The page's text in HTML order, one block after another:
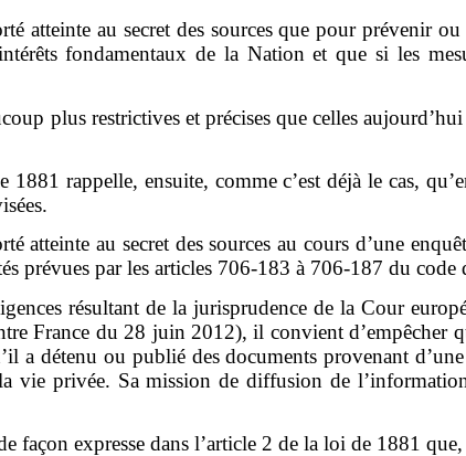
atteinte au secret des sources que pour prévenir
fondamentaux de la Nation et que si les
plus restrictives et précises que celles
rappelle, ensuite, comme c’est déjà le cas,
atteinte au secret des sources au cours d’une
prévues par les articles 706-183 à 706-187 du code
résultant de la jurisprudence de la Cour
France du 28 juin 2012), il convient d’empêcher
a détenu ou publié des documents provenant
vie privée. Sa mission de diffusion de
façon expresse dans l’article 2 de la loi de 1881